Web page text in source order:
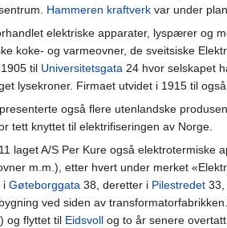
Hammeren kraftverk var under
elektriske apparater, lyspærer og
koke- og varmeovner, de sveitsiske
til Universitetsgata 24 hvor selskapet
lysekroner. Firmaet utvidet i 1915 til
også flere utenlandske
tett knyttet til elektrifiseringen av Norge.
laget A/S Per Kure også elektrotermiske
m.m.), etter hvert under merket
i Gøteborggata 38, deretter i Pilestredet 33,
ved siden av
og flyttet til Eidsvoll og to år senere